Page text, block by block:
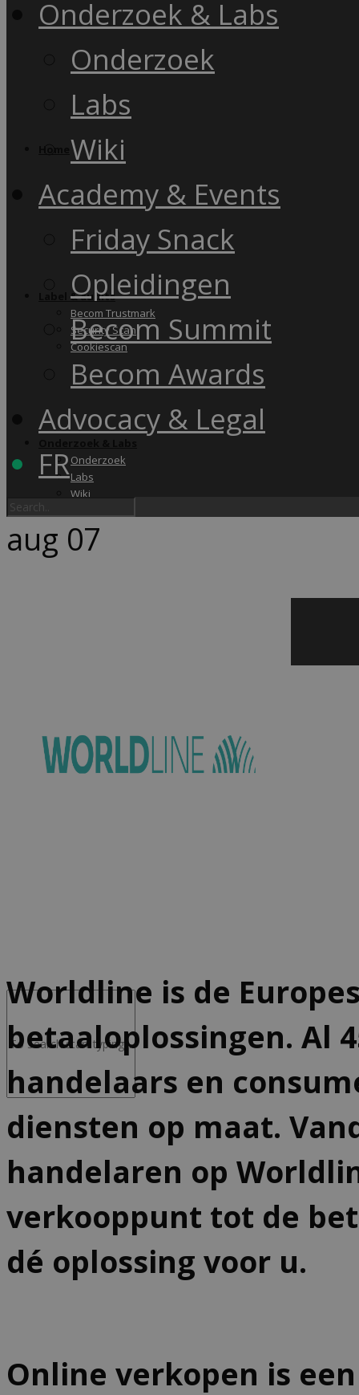
Label & audits
Becom Trustmark
Security Scan
Cookiescan
Onderzoek
Labs
Wiki
Advocacy & Legal
Onderzoek & Labs
Onderzoek
Labs
Wiki
Academy & Events
Friday Snack
Opleidingen
Becom Summit
Becom Awards
Advocacy & Legal
FR
aug 07
Worldline is de
betaaloplossingen. Al
handelaars en
diensten op maat.
handelaren op
verkooppunt tot de
dé oplossing voor u.
Online verkopen is